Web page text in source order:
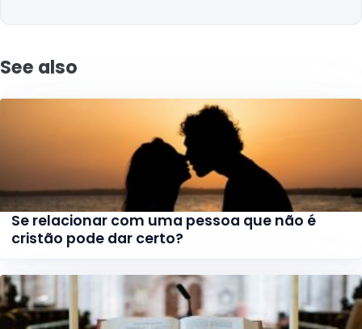
See also
Se relacionar com uma pessoa que não é
cristão pode dar certo?